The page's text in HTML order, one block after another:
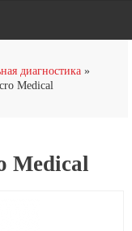
диагностика
Medical
Medical